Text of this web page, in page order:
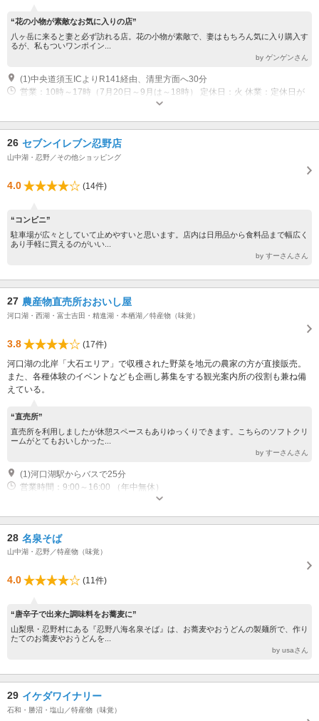
“花の小物が素敵なお気に入りの店”
八ヶ岳に来ると妻と必ず訪れる店。花の小物が素敵で、妻はもちろん気に入り購入す
るが、私もついワンポイン...
by ゲンゲンさん
(1)中央道須玉ICよりR141経由、清里方面へ30分
営業：10時～17時（7月20日～9月は～18時） 定休日：火 休業：定休日が
祝日の場合は翌日休、7月20日～9月無休
26 セブンイレブン忍野店
山中湖・忍野／その他ショッピング
4.0 (14件)
“コンビニ”
駐車場が広々としていて止めやすいと思います。店内は日用品から食料品まで幅広く
あり手軽に買えるのがいい...
by すーさんさん
27 農産物直売所おおいし屋
河口湖・西湖・富士吉田・精進湖・本栖湖／特産物（味覚）
3.8
(17件)
河口湖の北岸「大石エリア」で収穫された野菜を地元の農家の方が直接販売。
また、各種体験のイベントなども企画し募集をする観光案内所の役割も兼ね備
えている。
“直売所”
直売所を利用しましたが休憩スペースもありゆっくりできます。こちらのソフトクリ
ームがとてもおいしかった...
by すーさんさん
(1)河口湖駅からバスで25分
営業時間：9:00～16:00 （年中無休）
28 名泉そば
山中湖・忍野／特産物（味覚）
4.0 (11件)
“唐辛子で出来た調味料をお蕎麦に”
山梨県・忍野村にある『忍野八海名泉そば』は、お蕎麦やおうどんの製麺所で、作り
たてのお蕎麦やおうどんを...
by usaさん
29 イケダワイナリー
石和・勝沼・塩山／特産物（味覚）